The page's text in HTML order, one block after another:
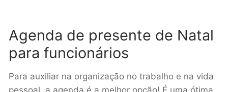
Agenda de presente de Natal
para funcionários
Para auxiliar na organização no trabalho e na vida